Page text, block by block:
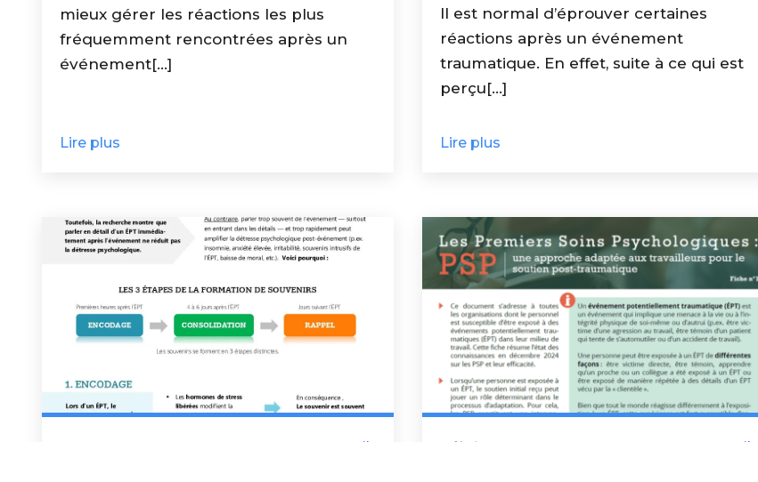
mieux gérer les réactions les plus
fréquemment rencontrées après un
événement[...]
Lire plus
Il est normal d’éprouver certaines
réactions après un événement
traumatique. En effet, suite à ce qui est
perçu[...]
Lire plus
Conseils 19 février 2025 Conseils